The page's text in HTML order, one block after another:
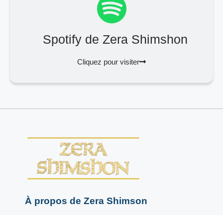
Spotify de Zera Shimshon
Cliquez pour visiter
À propos de Zera Shimson